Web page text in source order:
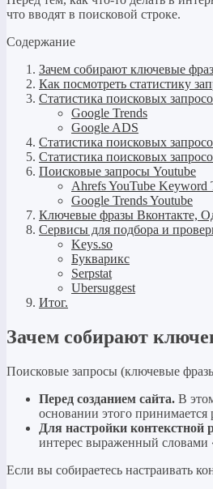
что вводят в поисковой строке.
Содержание
Зачем собирают ключевые
Как посмотреть статистику
Статистика поисковых
Google Trends
Google ADS
Статистика поисковых
Статистика поисковых
Поисковые запросы Youtube
Ahrefs YouTube Keyword
Google Trends Youtube
Ключевые фразы Вконтакте,
Сервисы для подбора и
Keys.so
Букварикс
Serpstat
Ubersuggest
Итог.
Зачем собирают
Поисковые запросы (ключевые
Перед созданием сайта. В
основании этого принимается
Для настройки контекстной
интерес выраженный словами
Если вы собираетесь настраивать